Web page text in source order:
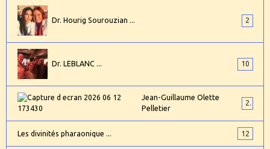
Dr. Hourig Sourouzian ... 2
Dr. LEBLANC ... 10
Jean-Guillaume Olette
Pelletier
2
Les divinités pharaonique ... 12